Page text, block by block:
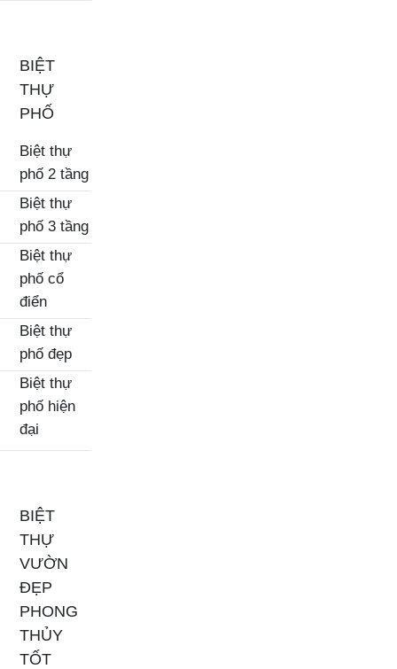
BIỆT
THỰ
PHỐ
Biệt thự
phố 2 tầng
Biệt thự
phố 3 tầng
Biệt thự
phố cổ
điển
Biệt thự
phố đẹp
Biệt thự
phố hiện
đại
BIỆT
THỰ
VƯỜN
ĐẸP
PHONG
THỦY
TỐT